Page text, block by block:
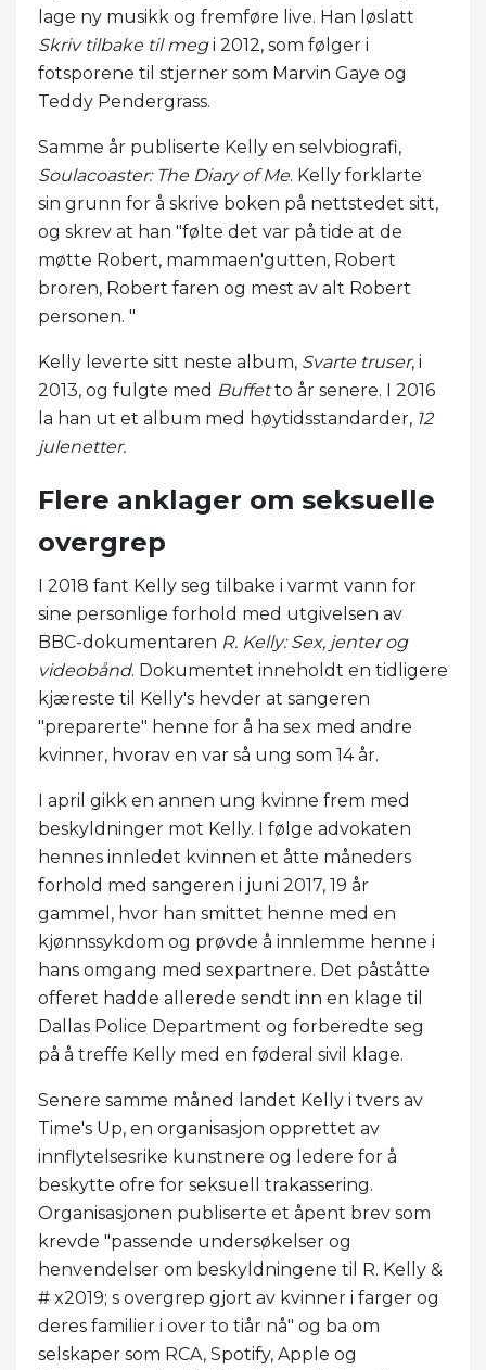
lage ny musikk og fremføre live. Han løslatt
Skriv tilbake til megi 2012, som følger i
fotsporene til stjerner som Marvin Gaye og
Teddy Pendergrass.
Samme år publiserte Kelly en selvbiografi,
Soulacoaster: The Diary of Me. Kelly forklarte
sin grunn for å skrive boken på nettstedet sitt,
og skrev at han "følte det var på tide at de
møtte Robert, mammaen'gutten, Robert
broren, Robert faren og mest av alt Robert
personen. "
Kelly leverte sitt neste album, Svarte truser, i
2013, og fulgte med Buffetto år senere. I 2016
la han ut et album med høytidsstandarder, 12
julenetter.
Flere anklager om seksuelle
overgrep
I 2018 fant Kelly seg tilbake i varmt vann for
sine personlige forhold med utgivelsen av
BBC-dokumentaren R. Kelly: Sex, jenter og
videobånd. Dokumentet inneholdt en tidligere
kjæreste til Kelly's hevder at sangeren
"preparerte" henne for å ha sex med andre
kvinner, hvorav en var så ung som 14 år.
I april gikk en annen ung kvinne frem med
beskyldninger mot Kelly. I følge advokaten
hennes innledet kvinnen et åtte måneders
forhold med sangeren i juni 2017, 19 år
gammel, hvor han smittet henne med en
kjønnssykdom og prøvde å innlemme henne i
hans omgang med sexpartnere. Det påståtte
offeret hadde allerede sendt inn en klage til
Dallas Police Department og forberedte seg
på å treffe Kelly med en føderal sivil klage.
Senere samme måned landet Kelly i tvers av
Time's Up, en organisasjon opprettet av
innflytelsesrike kunstnere og ledere for å
beskytte ofre for seksuell trakassering.
Organisasjonen publiserte et åpent brev som
krevde "passende undersøkelser og
henvendelser om beskyldningene til R. Kelly &
# x2019; s overgrep gjort av kvinner i farger og
deres familier i over to tiår nå" og ba om
selskaper som RCA, Spotify, Apple og